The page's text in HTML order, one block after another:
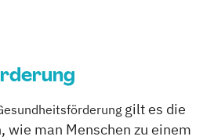
und
Physiotherapie
gilt es die
wie man Menschen zu einem